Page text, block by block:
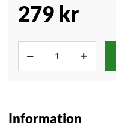
279 kr
Information